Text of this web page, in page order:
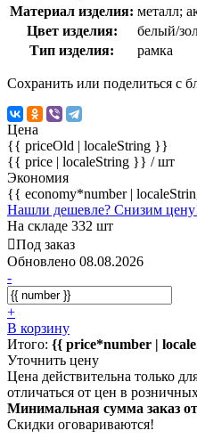
Материал изделия: металл;
Цвет изделия:
белый/
Тип изделия:
рамка
Сохранить или поделиться с
Цена
{{ priceOld | localeString }}
{{ price | localeString }} / шт
Экономия
{{ economy*number |
Нашли дешевле? Снизим
На складе 332 шт
Под заказ
Обновлено 08.08.2026
-
+
В корзину
Итого: {{ price*number |
Уточнить цену
Цена действительна только
отличаться от цен в
Минимальная сумма заказ
Скидки оговариваются!